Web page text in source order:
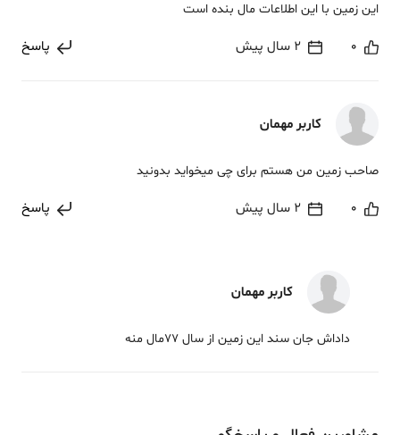
این زمین با این اطلاعات مال بنده است
0 2 سال پیش پاسخ
کاربر مهمان
صاحب زمین من هستم برای چی میخواید بدونید
0 2 سال پیش پاسخ
کاربر مهمان
داداش جان سند این زمین از سال 77مال منه